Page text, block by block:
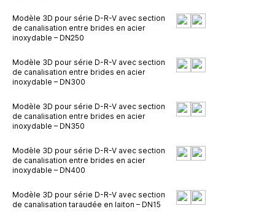
Modèle 3D pour série D-R-V avec section
de canalisation entre brides en acier
inoxydable – DN250
Modèle 3D pour série D-R-V avec section
de canalisation entre brides en acier
inoxydable – DN300
Modèle 3D pour série D-R-V avec section
de canalisation entre brides en acier
inoxydable – DN350
Modèle 3D pour série D-R-V avec section
de canalisation entre brides en acier
inoxydable – DN400
Modèle 3D pour série D-R-V avec section
de canalisation taraudée en laiton – DN15